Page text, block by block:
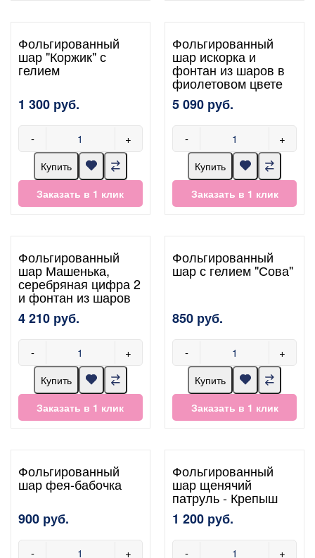
Фольгированный
шар "Коржик" с
гелием
1 300 руб.
- +
Купить
Заказать в 1 клик
Фольгированный
шар искорка и
фонтан из шаров в
фиолетовом цвете
5 090 руб.
- +
Купить
Заказать в 1 клик
Фольгированный
шар Машенька,
серебряная цифра 2
и фонтан из шаров
4 210 руб.
- +
Купить
Заказать в 1 клик
Фольгированный
шар с гелием "Сова"
850 руб.
- +
Купить
Заказать в 1 клик
Фольгированный
шар фея-бабочка
900 руб.
- +
Фольгированный
шар щенячий
патруль - Крепыш
1 200 руб.
- +